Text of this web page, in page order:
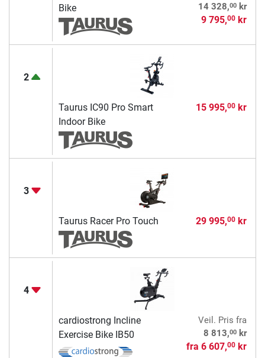
Bike
14 328,00kr
9 795,00kr
2
Taurus IC90 Pro Smart
Indoor Bike
15 995,00kr
3
Taurus Racer Pro Touch 29 995,00kr
4
cardiostrong Incline
Exercise Bike IB50
Veil. Pris fra
8 813,00kr
fra 6 607,00kr